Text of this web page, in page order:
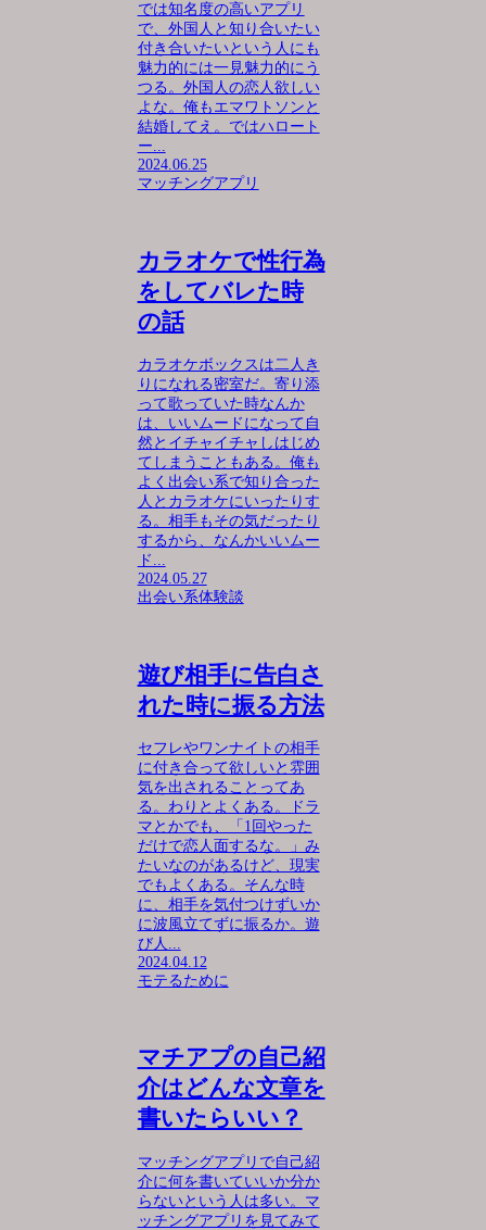
では知名度の高いアプリ
で、外国人と知り合いたい
付き合いたいという人にも
魅力的には一見魅力的にう
つる。外国人の恋人欲しい
よな。俺もエマワトソンと
結婚してえ。ではハロート
ー...
2024.06.25
マッチングアプリ
カラオケで性行為
をしてバレた時
の話
カラオケボックスは二人き
りになれる密室だ。寄り添
って歌っていた時なんか
は、いいムードになって自
然とイチャイチャしはじめ
てしまうこともある。俺も
よく出会い系で知り合った
人とカラオケにいったりす
る。相手もその気だったり
するから、なんかいいムー
ド...
2024.05.27
出会い系体験談
遊び相手に告白さ
れた時に振る方法
セフレやワンナイトの相手
に付き合って欲しいと雰囲
気を出されることってあ
る。わりとよくある。ドラ
マとかでも、「1回やった
だけで恋人面するな。」み
たいなのがあるけど、現実
でもよくある。そんな時
に、相手を気付つけずいか
に波風立てずに振るか。遊
び人...
2024.04.12
モテるために
マチアプの自己紹
介はどんな文章を
書いたらいい？
マッチングアプリで自己紹
介に何を書いていいか分か
らないという人は多い。マ
ッチングアプリを見てみて